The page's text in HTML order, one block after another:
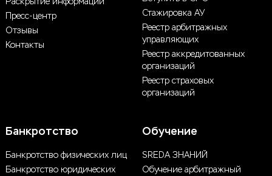
Пресс-центр
Отзывы
Контакты
Стажировка АУ
Реестр арбитражных
управляющих
Реестр аккредитованных
организаций
Реестр страховых
организаций
Банкротство
Банкротство физических лиц
Банкротство юридических
Обучение
SREDA ЗНАНИЙ
Обучение арбитражный